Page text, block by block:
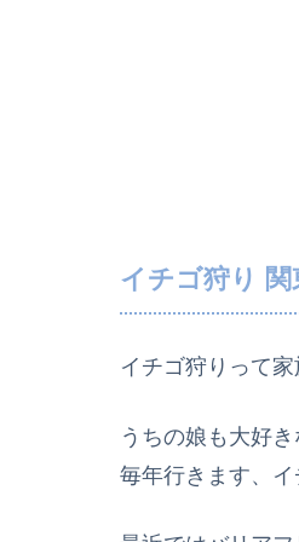
イチゴ狩り
イチゴ狩りって
うちの娘も大好き
毎年行きます、イ